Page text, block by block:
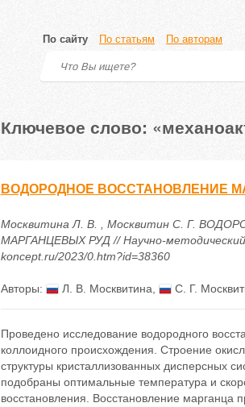
По сайту По статьям По авторам
Ключевое слово:
ВОДОРОДНОЕ ВОССТАНОВЛЕНИЕ
Москвитина Л. В. , Москвитин С. Г.
МАРГАНЦЕВЫХ РУД // Научно-
koncept.ru/2023/0.htm?id=38360
Авторы: Л. В. Москвитина С. Г.
Проведено исследование водородного
коллоидного происхождения. Строение
структуры кристаллизованных дисперсных
подобраны оптимальные температура и
восстановления. Восстановление марганца